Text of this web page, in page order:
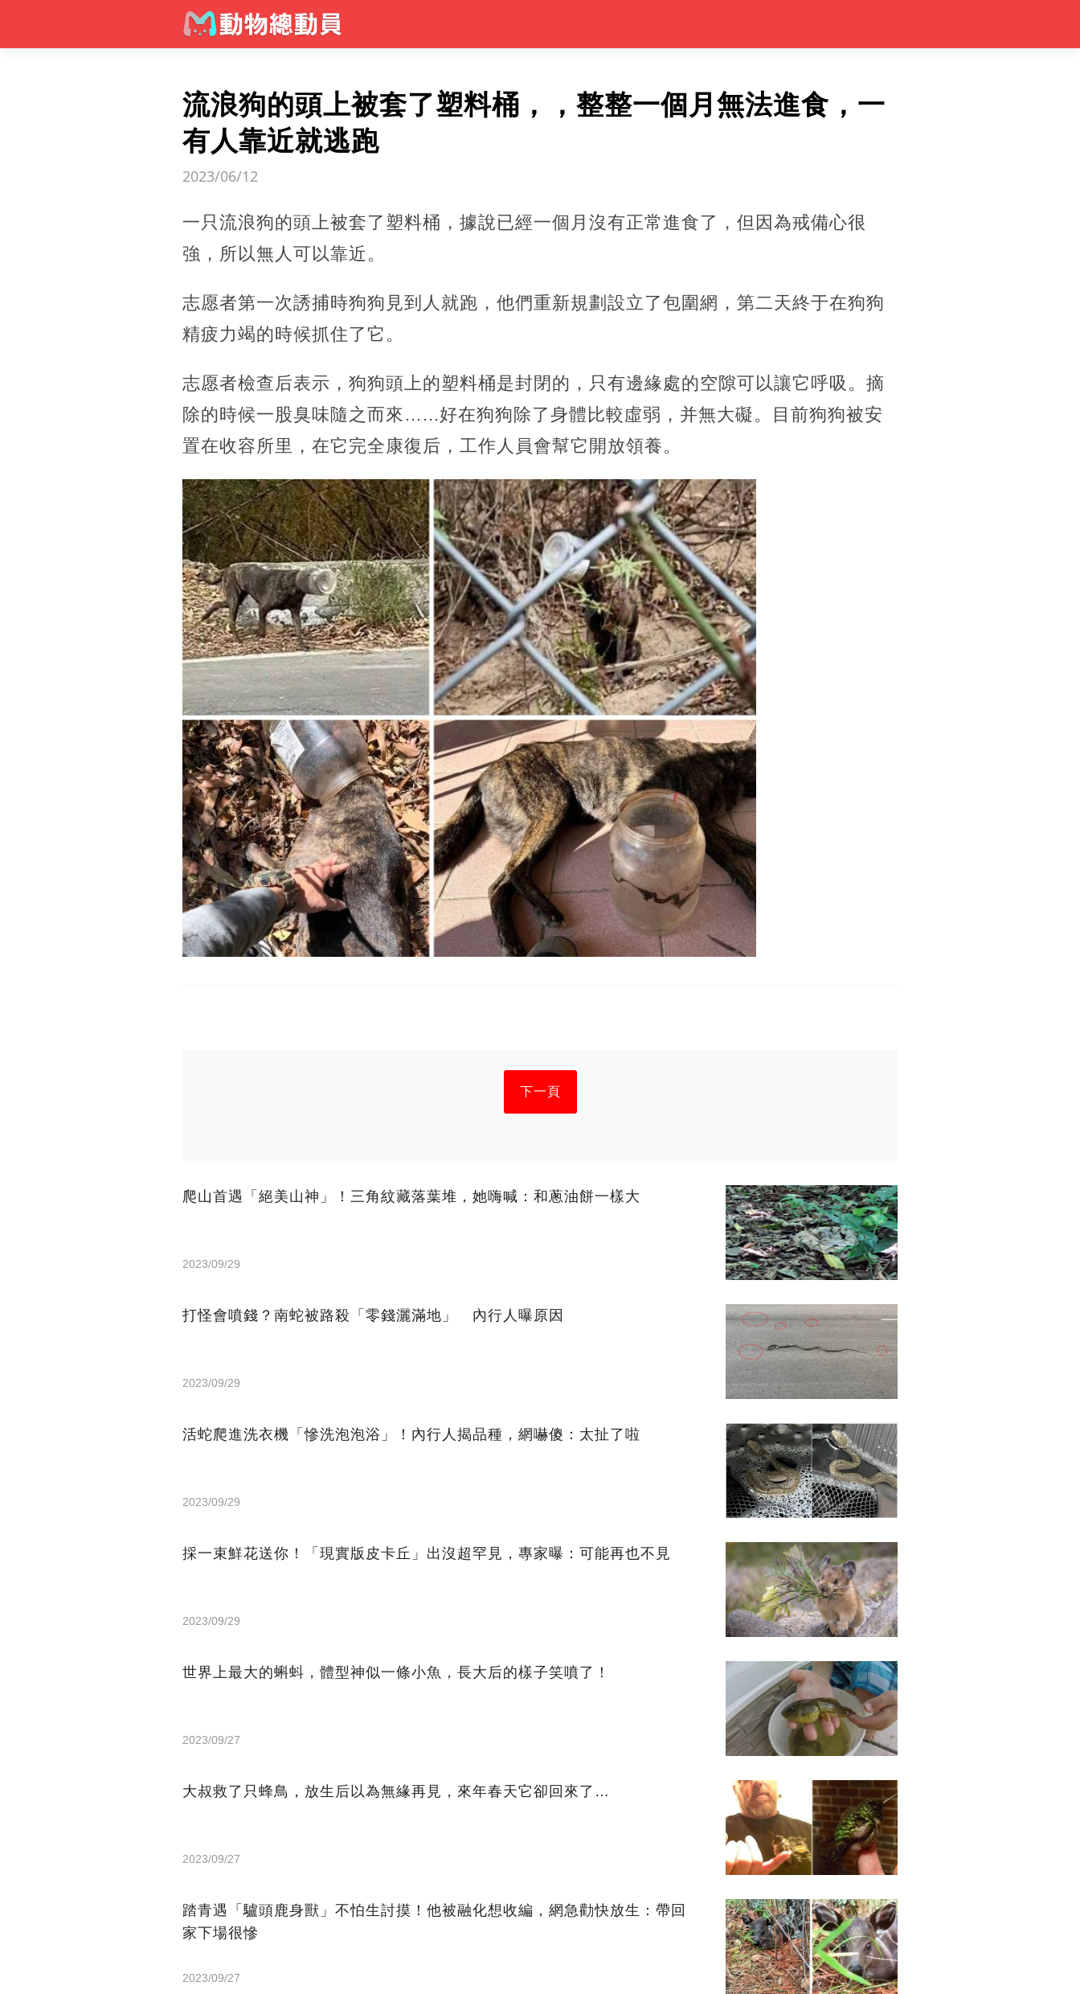
流浪狗的頭上被套了塑料桶，，整整一個月無法進食，一
有人靠近就逃跑
2023/06/12
一只流浪狗的頭上被套了塑料桶，據說已經一個月沒有正常進食了，但因為戒備心很
強，所以無人可以靠近。
志愿者第一次誘捕時狗狗見到人就跑，他們重新規劃設立了包圍網，第二天終于在狗狗
精疲力竭的時候抓住了它。
志愿者檢查后表示，狗狗頭上的塑料桶是封閉的，只有邊緣處的空隙可以讓它呼吸。摘
除的時候一股臭味隨之而來…...好在狗狗除了身體比較虛弱，并無大礙。目前狗狗被安
置在收容所里，在它完全康復后，工作人員會幫它開放領養。
下一頁
爬山首遇「絕美山神」！三角紋藏落葉堆，她嗨喊：和蔥油餅一樣大
2023/09/29
打怪會噴錢？南蛇被路殺「零錢灑滿地」 內行人曝原因
2023/09/29
活蛇爬進洗衣機「慘洗泡泡浴」！內行人揭品種，網嚇傻：太扯了啦
2023/09/29
採一束鮮花送你！「現實版皮卡丘」出沒超罕見，專家曝：可能再也不見
2023/09/29
世界上最大的蝌蚪，體型神似一條小魚，長大后的樣子笑噴了！
2023/09/27
大叔救了只蜂鳥，放生后以為無緣再見，來年春天它卻回來了…
2023/09/27
踏青遇「驢頭鹿身獸」不怕生討摸！他被融化想收編，網急勸快放生：帶回
家下場很慘
2023/09/27